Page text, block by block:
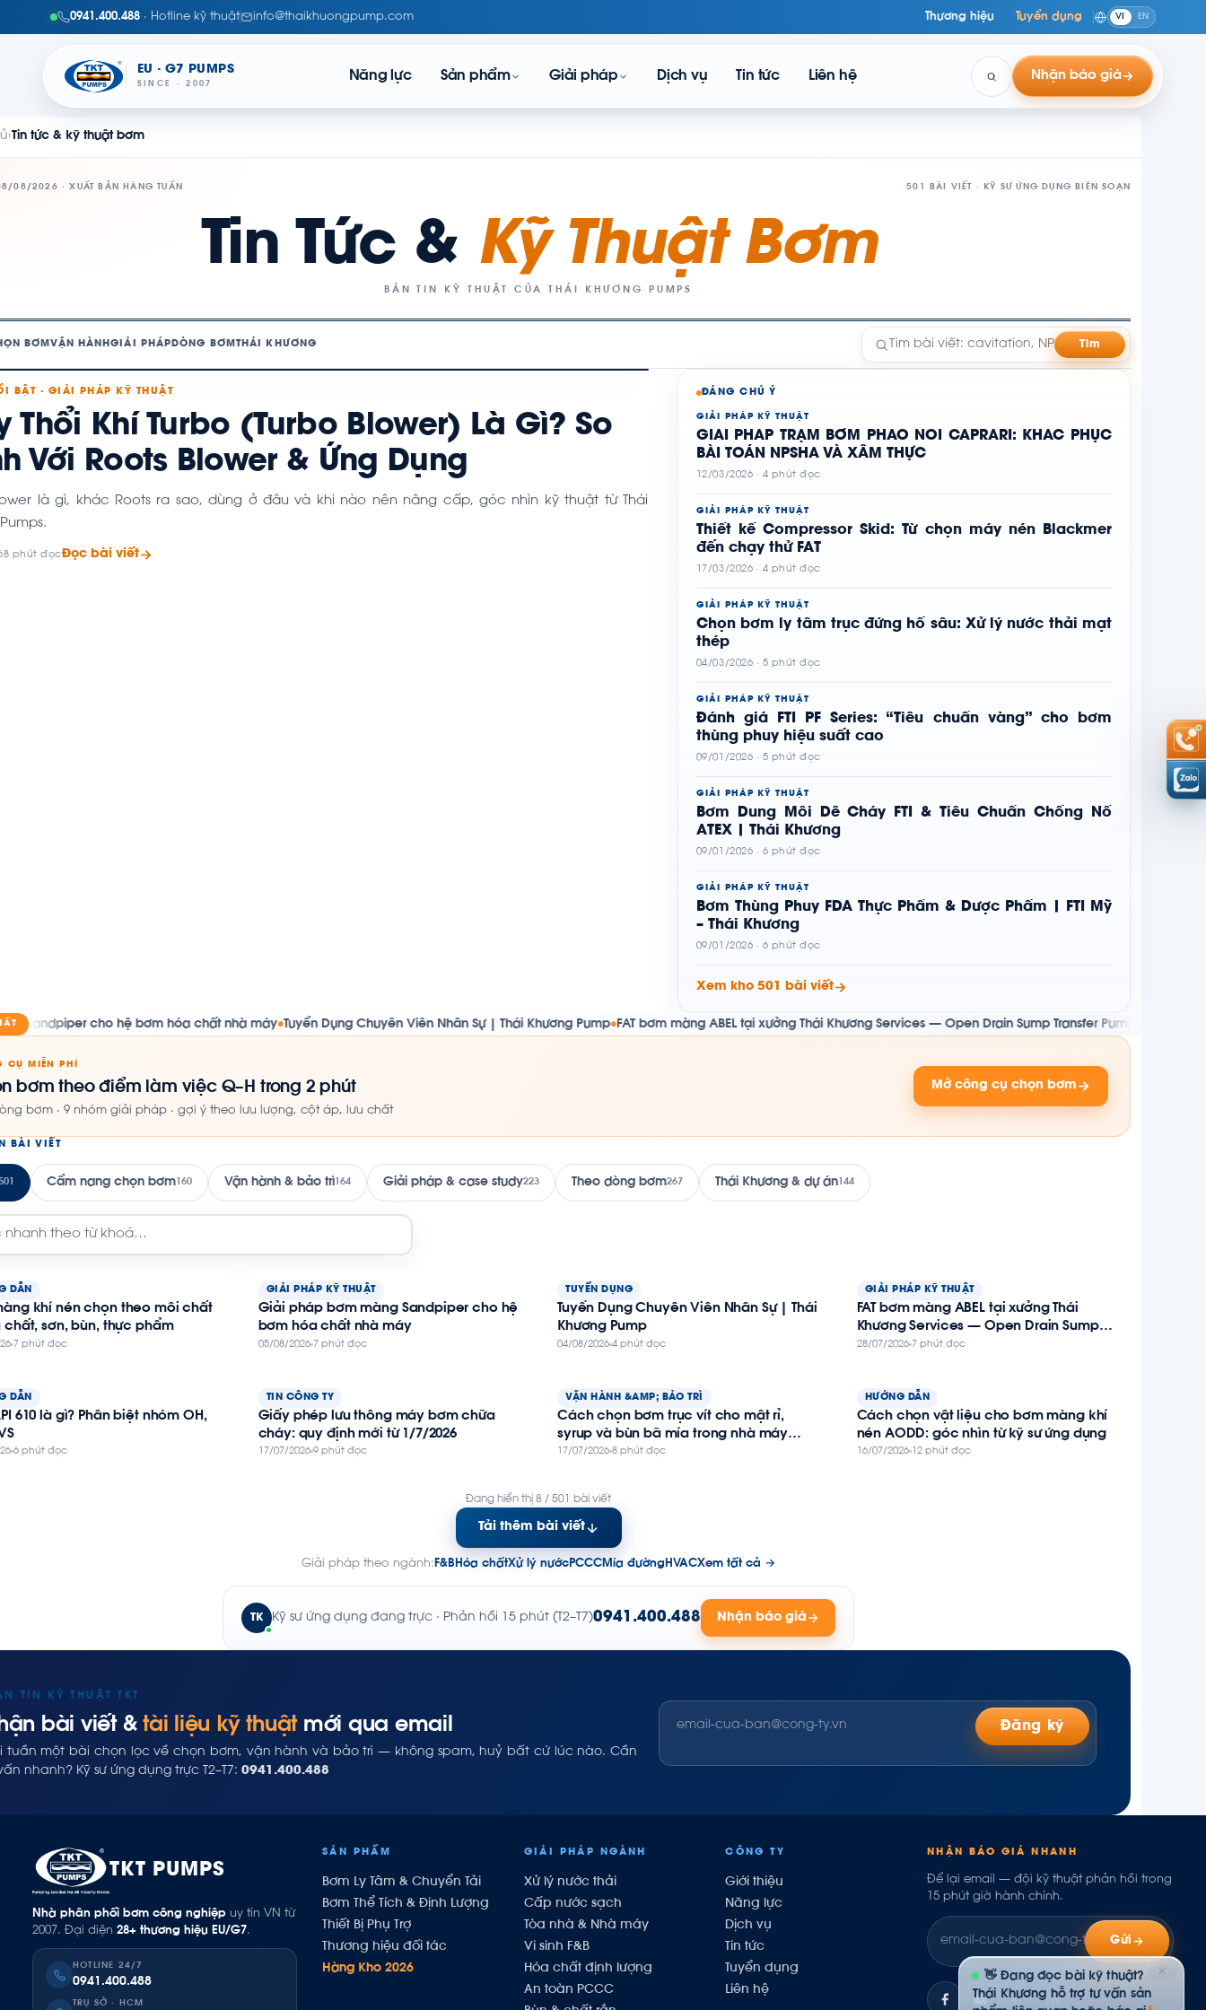
0941.400.488 · Hotline kỹ thuật info@thaikhuongpump.com Thương hiệu Tuyển dụng VI EN
EU · G7 PUMPS
SINCE · 2007
Năng lực Sản phẩm Giải pháp Dịch vụ Tin tức Liên hệ Nhận báo giá
› Tin tức & kỹ thuật bơm
08/2026 · XUẤT BẢN HÀNG TUẦN 501 BÀI VIẾT · KỸ SƯ ỨNG DỤNG BIÊN SOẠN
Tin Tức & Kỹ Thuật Bơm
BẢN TIN KỸ THUẬT CỦA THÁI KHƯƠNG PUMPS
BƠMVẬN HÀNHGIẢI PHÁP DÒNG BƠM THÁI KHƯƠNG Tìm
BẬT · GIẢI PHÁP KỸ THUẬT
Thổi Khí Turbo (Turbo Blower) Là Gì? So
Với Roots Blower & Ứng Dụng
là gì, khác Roots ra sao, dùng ở đâu và khi nào nên nâng cấp, góc nhìn kỹ thuật từ Thái
8 phút đọcĐọc bài viết
ĐÁNG CHÚ Ý
GIẢI PHÁP KỸ THUẬT
GIẢI PHÁP TRẠM BƠM PHAO NỔI CAPRARI: KHẮC PHỤC
BÀI TOÁN NPSHA VÀ XÂM THỰC
12/03/2026 · 4 phút đọc
GIẢI PHÁP KỸ THUẬT
Thiết kế Compressor Skid: Từ chọn máy nén Blackmer
đến chạy thử FAT
17/03/2026 · 4 phút đọc
GIẢI PHÁP KỸ THUẬT
Chọn bơm ly tâm trục đứng hố sâu: Xử lý nước thải mạt
thép
04/03/2026 · 5 phút đọc
GIẢI PHÁP KỸ THUẬT
Đánh giá FTI PF Series: “Tiêu chuẩn vàng” cho bơm
thùng phuy hiệu suất cao
09/01/2026 · 5 phút đọc
GIẢI PHÁP KỸ THUẬT
Bơm Dung Môi Dễ Cháy FTI & Tiêu Chuẩn Chống Nổ
ATEX | Thái Khương
09/01/2026 · 6 phút đọc
GIẢI PHÁP KỸ THUẬT
Bơm Thùng Phuy FDA Thực Phẩm & Dược Phẩm | FTI Mỹ
– Thái Khương
09/01/2026 · 6 phút đọc
Xem kho 501 bài viết
cho hệ bơm hóa chất nhà máy●Tuyển Dụng Chuyên Viên Nhân Sự | Thái Khương Pump● FAT bơm màng ABEL tại xưởng Thái Khương Services — Open Drain Sump Transfer Pump cho giàn BK-TNHA, dự
CỤ MIỄN PHÍ
bơm theo điểm làm việc Q–H trong 2 phút
bơm · 9 nhóm giải pháp · gợi ý theo lưu lượng, cột áp, lưu chất
Mở công cụ chọn bơm
BÀI VIẾT
Cẩm nang chọn bơm 160 Vận hành & bảo trì 164 Giải pháp & case study223 Theo dòng bơm267 Thái Khương & dự án 144
DẪN
khí nén chọn theo môi chất
sơn, bùn, thực phẩm
7 phút đọc
GIẢI PHÁP KỸ THUẬT
Giải pháp bơm màng Sandpiper cho hệ
bơm hóa chất nhà máy
05/08/2026 7 phút đọc
TUYỂN DỤNG
Tuyển Dụng Chuyên Viên Nhân Sự | Thái
Khương Pump
04/08/2026 4 phút đọc
GIẢI PHÁP KỸ THUẬT
FAT bơm màng ABEL tại xưởng Thái
Khương Services — Open Drain Sump
Transfer Pump cho giàn BK-TNHA, dự án
28/07/2026 7 phút đọc
DẪN
610 là gì? Phân biệt nhóm OH,
6 phút đọc
TIN CÔNG TY
Giấy phép lưu thông máy bơm chữa
cháy: quy định mới từ 1/7/2026
17/07/2026 9 phút đọc
VẬN HÀNH &AMP; BẢO TRÌ
Cách chọn bơm trục vít cho mật rỉ,
syrup và bùn bã mía trong nhà máy
đường
17/07/2026 8 phút đọc
HƯỚNG DẪN
Cách chọn vật liệu cho bơm màng khí
nén AODD: góc nhìn từ kỹ sư ứng dụng
16/07/2026 12 phút đọc
Đang hiển thị 8 / 501 bài viết
Tải thêm bài viết
Giải pháp theo ngành: F&BHóa chấtXử lý nướcPCCCMía đườngHVACXem tất cả →
TK Kỹ sư ứng dụng đang trực · Phản hồi 15 phút (T2–T7)0941.400.488 Nhận báo giá
TIN KỸ THUẬT TKT
bài viết &tài liệu kỹ thuậtmới qua email
tuần một bài chọn lọc về chọn bơm, vận hành và bảo trì — không spam, huỷ bất cứ lúc nào. Cần
nhanh? Kỹ sư ứng dụng trực T2–T7: 0941.400.488
Đăng ký
TKT PUMPS
Nhà phân phối bơm công nghiệp uy tín VN từ
2007. Đại diện 28+ thương hiệu EU/G7.
HOTLINE 24/7
0941.400.488
TRỤ SỞ · HCM
SẢN PHẨM
Bơm Ly Tâm & Chuyển Tải
Bơm Thể Tích & Định Lượng
Thiết Bị Phụ Trợ
Thương hiệu đối tác
Hàng Kho 2026
GIẢI PHÁP NGÀNH
Xử lý nước thải
Cấp nước sạch
Tòa nhà & Nhà máy
Vi sinh F&B
Hóa chất định lượng
An toàn PCCC
CÔNG TY
Giới thiệu
Năng lực
Dịch vụ
Tin tức
Tuyển dụng
Liên hệ
NHẬN BÁO GIÁ NHANH
Để lại email — đội kỹ thuật phản hồi trong
15 phút giờ hành chính.
Gửi
ZL
✕
👋 Đang đọc bài kỹ thuật?
Thái Khương hỗ trợ tư vấn sản
phẩm liên quan hoặc báo giá